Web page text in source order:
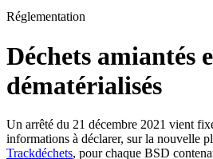
Réglementation
Déchets amiantés
dématérialisés
Un arrêté du 21 décembre 2021 vient
informations à déclarer, sur la nouvelle
Trackdéchets, pour chaque BSD